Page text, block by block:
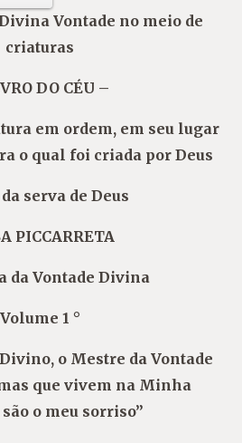
Vontade no meio de
criaturas
DO CÉU –
em ordem, em seu lugar
o qual foi criada por Deus
serva de Deus
PICCARRETA
da Vontade Divina
Volume 1 °
o Mestre da Vontade
que vivem na Minha
o meu sorriso”